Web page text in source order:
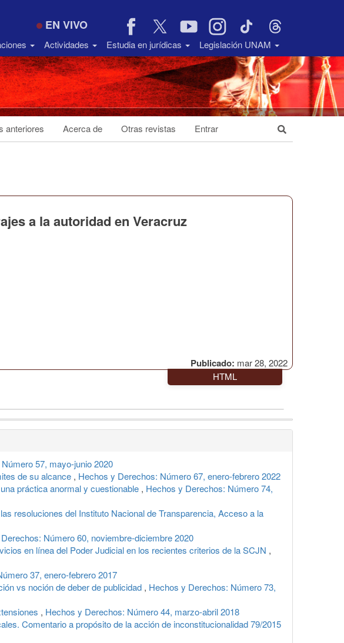
EN VIVO
Actividades Estudia en jurídicas Legislación UNAM
anteriores Acerca de Otras revistas Entrar
Publicado: mar 28, 2022
a la autoridad en Veracruz
HTML
57, mayo-junio 2020
de su alcance , Hechos y Derechos: Número 67, enero-febrero 2022
práctica anormal y cuestionable , Hechos y Derechos: Número 74,
resoluciones del Instituto Nacional de Transparencia, Acceso a la
Número 60, noviembre-diciembre 2020
en línea del Poder Judicial en los recientes criterios de la SCJN ,
37, enero-febrero 2017
vs noción de deber de publicidad , Hechos y Derechos: Número 73,
, Hechos y Derechos: Número 44, marzo-abril 2018
Comentario a propósito de la acción de inconstitucionalidad 79/2015